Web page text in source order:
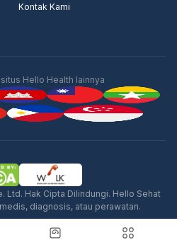
Iklan
Kontak Kami
Hello Health lainnya
Ltd. Hak Cipta Dilindungi. Hello Sehat
diagnosis, atau perawatan.